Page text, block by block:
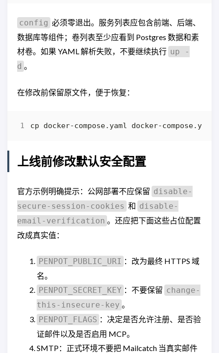
config 必须零退出。服务列表应包含前端、后端、
数据库等组件；卷列表至少应看到 Postgres 数据和素
材卷。如果 YAML 解析失败，不要继续执行 up -
d 。
在修改前保留原文件，便于恢复：
上线前修改默认安全配置
官方示例明确提示：公网部署不应保留 disable-
secure-session-cookies 和 disable-
email-verification 。还应把下面这些占位配置
改成真实值：
PENPOT_PUBLIC_URI ：改为最终 HTTPS 域
名。
PENPOT_SECRET_KEY ：不要保留 change-
this-insecure-key 。
PENPOT_FLAGS ：决定是否允许注册、是否验
证邮件以及是否启用 MCP。
SMTP：正式环境不要把 Mailcatch 当真实邮件